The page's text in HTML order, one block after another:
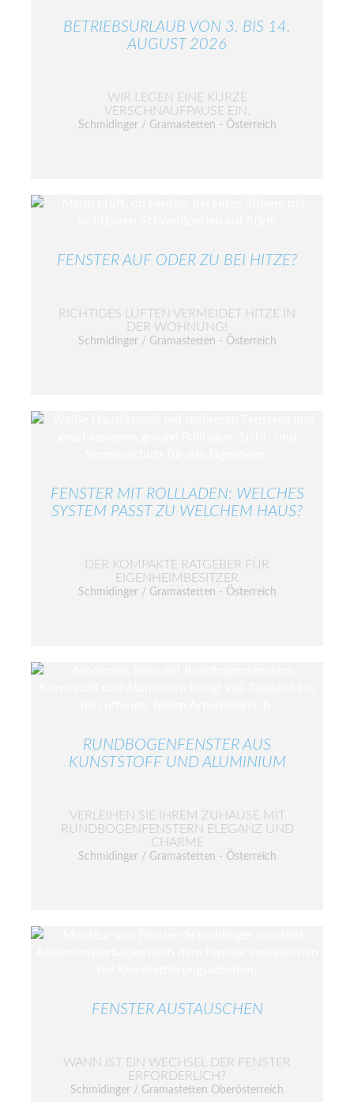
BETRIEBSURLAUB VON 3. BIS 14.
AUGUST 2026
WIR LEGEN EINE KURZE
VERSCHNAUFPAUSE EIN.
Schmidinger / Gramastetten - Österreich
FENSTER AUF ODER ZU BEI HITZE?
RICHTIGES LÜFTEN VERMEIDET HITZE IN
DER WOHNUNG!
Schmidinger / Gramastetten - Österreich
FENSTER MIT ROLLLADEN: WELCHES
SYSTEM PASST ZU WELCHEM HAUS?
DER KOMPAKTE RATGEBER FÜR
EIGENHEIMBESITZER
Schmidinger / Gramastetten - Österreich
RUNDBOGENFENSTER AUS
KUNSTSTOFF UND ALUMINIUM
VERLEIHEN SIE IHREM ZUHAUSE MIT
RUNDBOGENFENSTERN ELEGANZ UND
CHARME
Schmidinger / Gramastetten - Österreich
FENSTER AUSTAUSCHEN
WANN IST EIN WECHSEL DER FENSTER
ERFORDERLICH?
Schmidinger / Gramastetten Oberösterreich